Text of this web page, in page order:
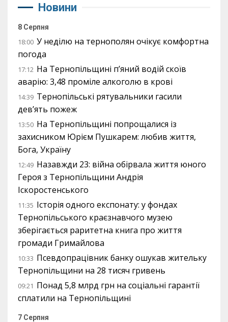
Новини
8 Серпня
18:00 У неділю на тернополян очікує комфортна
погода
17:12 На Тернопільщині п’яний водій скоїв
аварію: 3,48 проміле алкоголю в крові
14:39 Тернопільські рятувальники гасили
дев’ять пожеж
13:50 На Тернопільщині попрощалися із
захисником Юрієм Пушкарем: любив життя,
Бога, Україну
12:49 Назавжди 23: війна обірвала життя юного
Героя з Тернопільщини Андрія
Іскоростенського
11:35 Історія одного експонату: у фондах
Тернопільського краєзнавчого музею
зберігається раритетна книга про життя
громади Гримайлова
10:33 Псевдопрацівник банку ошукав жительку
Тернопільщини на 28 тисяч гривень
09:21 Понад 5,8 млрд грн на соціальні гарантії
сплатили на Тернопільщині
7 Серпня